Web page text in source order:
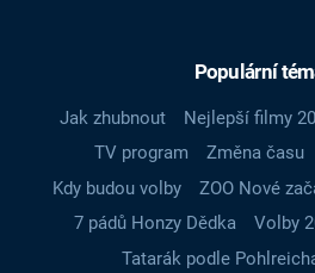
Populární
Jak zhubnout Nejlepší filmy
TV program
Změna času
Kdy budou volby
ZOO Nové
7 pádů Honzy Dědka
Volby
Tatarák podle